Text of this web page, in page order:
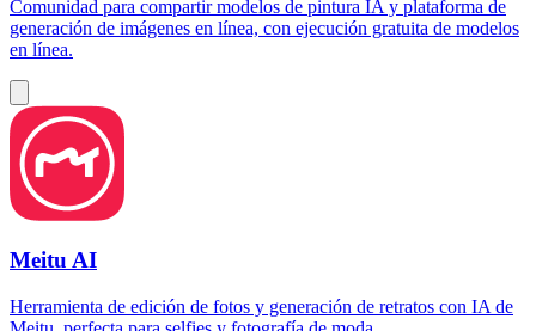
Comunidad para compartir modelos de pintura IA y plataforma de
generación de imágenes en línea, con ejecución gratuita de modelos
en línea.
Meitu AI
Herramienta de edición de fotos y generación de retratos con IA de